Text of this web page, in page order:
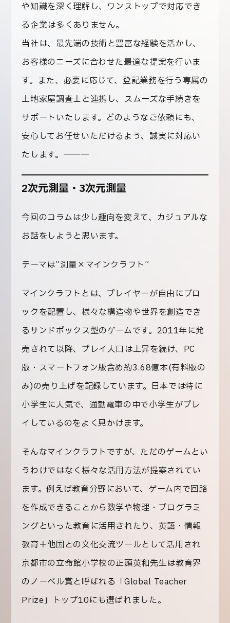
や知識を深く理解し、ワンストップで対応でき
る企業は多くありません。
当社は、最先端の技術と豊富な経験を活かし、
お客様のニーズに合わせた最適な提案を行いま
す。また、必要に応じて、登記業務を行う専属の
土地家屋調査士と連携し、スムーズな手続きを
サポートいたします。どのようなご依頼にも、
安心してお任せいただけるよう、誠実に対応い
たします。―――
2次元測量・3次元測量
今回のコラムは少し趣向を変えて、カジュアルな
お話をしようと思います。
テーマは”測量×マインクラフト”
マインクラフトとは、プレイヤーが自由にブロ
ックを配置し、様々な構造物や世界を創造でき
るサンドボックス型のゲームです。2011年に発
売されて以降、プレイ人口は上昇を続け、PC
版・スマートフォン版含め約3.68億本(有料版の
み)の売り上げを記録しています。日本では特に
小学生に人気で、通勤電車の中で小学生がプレ
イしているのをよく見かけます。
そんなマインクラフトですが、ただのゲームとい
うわけではなく様々な活用方法が提案されてい
ます。例えば教育分野において、ゲーム内で回路
を作成できることから数学や物理・プログラミ
ングといった教育に活用されたり、英語・情報
教育＋他国との文化交流ツールとして活用され
京都市の立命館小学校の正頭英和先生は教育界
のノーベル賞と呼ばれる「Global Teacher
Prize」トップ10にも選ばれました。